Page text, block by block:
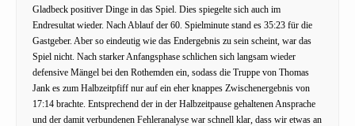
Gladbeck positiver Dinge in das Spiel. Dies spiegelte sich auch im
Endresultat wieder. Nach Ablauf der 60. Spielminute stand es 35:23 für die
Gastgeber. Aber so eindeutig wie das Endergebnis zu sein scheint, war das
Spiel nicht. Nach starker Anfangsphase schlichen sich langsam wieder
defensive Mängel bei den Rothemden ein, sodass die Truppe von Thomas
Jank es zum Halbzeitpfiff nur auf ein eher knappes Zwischenergebnis von
17:14 brachte. Entsprechend der in der Halbzeitpause gehaltenen Ansprache
und der damit verbundenen Fehleranalyse war schnell klar, dass wir etwas an